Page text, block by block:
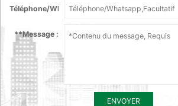
Téléphone/Whatsapp :
**Message :
ENVOYER